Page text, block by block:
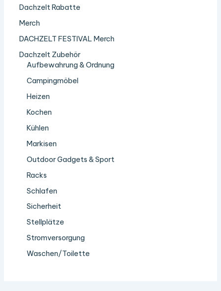
Dachzelt Rabatte
Merch
DACHZELT FESTIVAL Merch
Dachzelt Zubehör
Aufbewahrung & Ordnung
Campingmöbel
Heizen
Kochen
Kühlen
Markisen
Outdoor Gadgets & Sport
Racks
Schlafen
Sicherheit
Stellplätze
Stromversorgung
Waschen/Toilette